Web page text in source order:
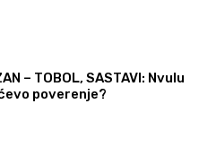
– TOBOL, SASTAVI: Nvulu
poverenje?